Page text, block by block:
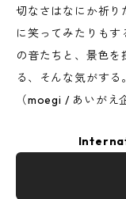
切なさはなにか祈り
に笑ってみたりも
の音たちと、景色
る、そんな気がする
（moegi / あいがえ